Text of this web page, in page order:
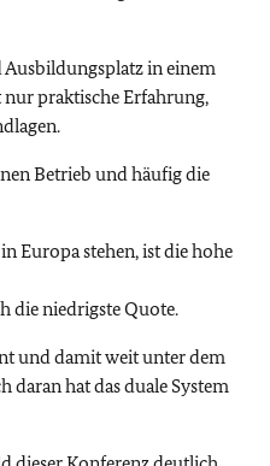
in einem
praktische Erfahrung,
Betrieb und häufig die
Europa stehen, ist die hohe
die niedrigste Quote.
und damit weit unter dem
daran hat das duale System